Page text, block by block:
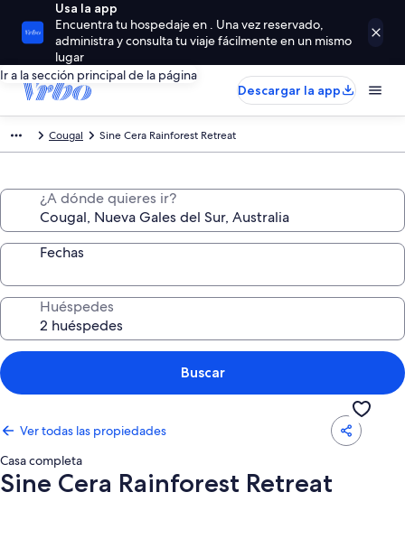
Usa la app
Encuentra tu hospedaje en . Una vez reservado,
administra y consulta tu viaje fácilmente en un mismo
lugar
Ir a la sección principal de la página
Descargar la app
Cougal Sine Cera Rainforest Retreat
¿A dónde quieres ir?
Fechas
Huéspedes
Buscar
Ver todas las propiedades
Casa completa
Sine Cera Rainforest Retreat